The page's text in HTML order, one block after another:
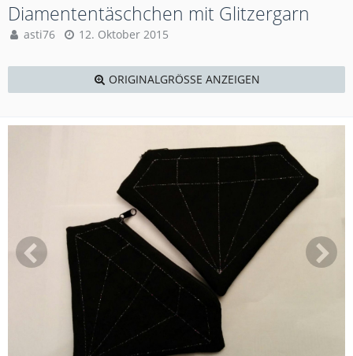
Diamententäschchen mit Glitzergarn
asti76 12. Oktober 2015
ORIGINALGRÖSSE ANZEIGEN